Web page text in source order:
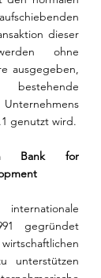
dieser
ohne
ausgegeben,
Unternehmens
genutzt wird.
Bank for
gegründet
unterstützen